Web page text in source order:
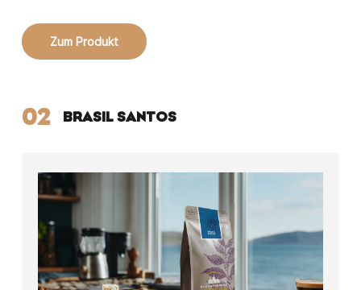
Zum Produkt
02 BRASIL SANTOS